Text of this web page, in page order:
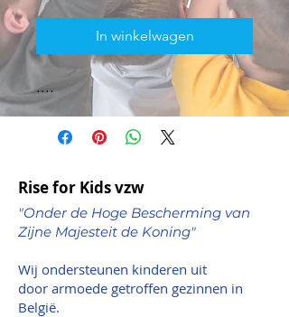
In winkelwagen
....
Rise for Kids vzw
"Onder de Hoge Bescherming van
Zijne Majesteit de Koning"
Wij ondersteunen kinderen uit
door armoede getroffen gezinnen in
België.